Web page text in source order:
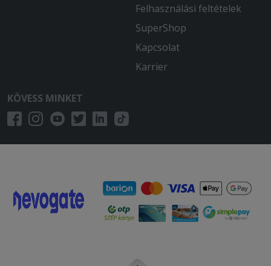
Felhasználási feltételek
SuperShop
Kapcsolat
Karrier
KÖVESS MINKET